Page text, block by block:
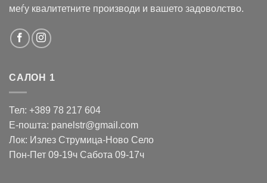
меѓу квалитетните производи и вашето задоволство.
САЛОН 1
Тел: +389 78 217 604
Е-пошта: panelstr@gmail.com
Лок: Излез Струмица-Ново Село
Пон-Пет 09-19ч Сабота 09-17ч